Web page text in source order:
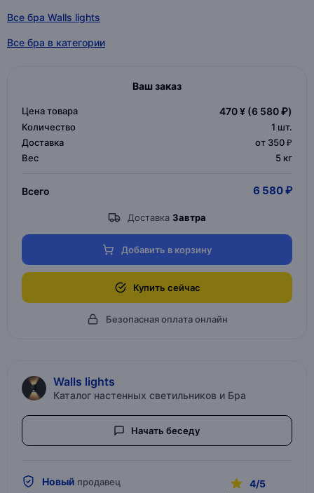
Все бра Walls lights
Все бра в категории
Ваш заказ
Цена товара 470 ¥ (6 580 ₽)
Количество 1 шт.
Доставка
от 350 ₽
Вес
5 кг
Всего 6 580 ₽
Доставка Завтра
Добавить в корзину
Купить сейчас
Безопасная оплата онлайн
Walls lights
Каталог настенных светильников и Бра
Начать беседу
Новый продавец 4/5